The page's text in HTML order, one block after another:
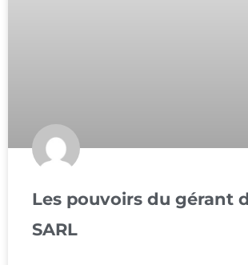
Les pouvoirs du gérant
SARL